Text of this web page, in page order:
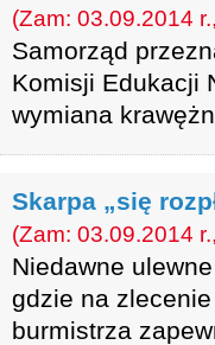
(Zam: 03.09.2014
Samorząd
Komisji Edukacji
wymiana
Skarpa „się
(Zam: 03.09.2014
Niedawne
gdzie na
burmistrza